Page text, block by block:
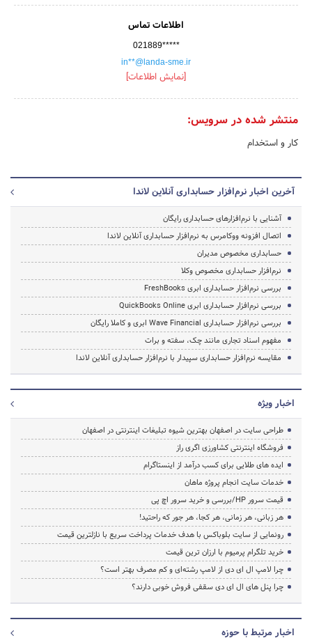
اطلاعات تماس
021889*****
in**@landa-sme.ir
[نمایش اطلاعات]
منتشر شده در سرویس:
کار و استخدام
آخرین اخبار نرم‌افزار حسابداری آنلاین لاندا
آشنایی با نرم‌افزارهای حسابداری رایگان
اتصال افزونه ووکامرس به نرم‌افزار حسابداری آنلاین لاندا
حسابداری مخصوص مدیران
نرم‌افزار حسابداری مخصوص وکلا
بررسی نرم‌افزار حسابداری ابری FreshBooks
بررسی نرم‌افزار حسابداری ابری QuickBooks Online
بررسی نرم‌افزار حسابداری Wave Financial ابری و کاملا رایگان
مفهوم اسناد تجاری مانند چک، سفته و برات
مقایسه نرم‌افزار حسابداری سپیدار با نرم‌افزار حسابداری آنلاین لاندا
اخبار ویژه
طراحی سایت در اصفهان بهترین شیوه تبلیغات اینترنتی در اصفهان
فروشگاه اینترنتی کشاورزی اگری راز
ایده های طلایی برای کسب درآمد از اینستاگرام
خدمات سایت انجام پروژه ماهان
قیمت سرور HP/بررسی و خرید سرور اچ پی
هر زبانی، هر زمانی، هر کجا، هر جور که راحتید!
رونمایی از سایت بلوباکس با هدف خدمات پرداخت سریع با نازلترین قیمت
خرید تلگرام پرمیوم با ارزان ترین قیمت
چرا لامپ ال ای دی از لامپ رشته‌ای و کم مصرف بهتر است؟
چرا پنل های ال ای دی سقفی فروش خوبی دارند؟
اخبار مرتبط با حوزه